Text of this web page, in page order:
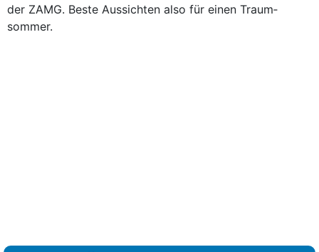
der ZAMG. Beste Aussichten also für einen Traum­
sommer.